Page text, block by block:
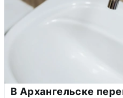
В Архангельске